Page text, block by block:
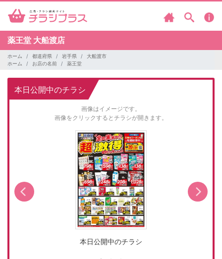
薬王堂 大船渡店
ホーム 都道府県 岩手県
大船渡市
ホーム
お店の名前 薬王堂
本日公開中のチラシ
画像はイメージです。
画像をクリックするとチラシが開きます。
本日公開中のチラシ